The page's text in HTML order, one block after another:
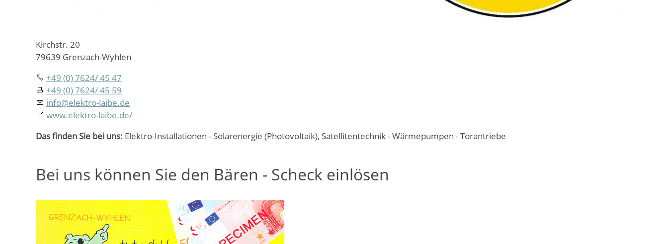
Kirchstr. 20
79639 Grenzach-Wyhlen
+49 (0) 7624/ 45 47
+49 (0) 7624/ 45 59
info@elektro-laibe.de
www.elektro-laibe.de/
Das finden Sie bei uns: Elektro-Installationen - Solarenergie (Photovoltaik), Satellitentechnik - Wärmepumpen - Torantriebe
Bei uns können Sie den Bären - Scheck einlösen